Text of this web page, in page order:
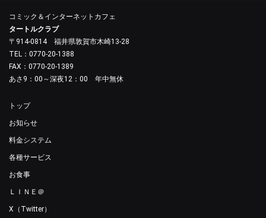
コミック＆インターネットカフェ
タートルクラブ
〒914-0814 福井県敦賀市木崎13-28
TEL：0770-20-1388
FAX：0770-20-1389
あさ9：00～深夜12：00 年中無休
トップ
お知らせ
料金システム
各種サービス
お食事
ＬＩＮＥ＠
X（Twitter）